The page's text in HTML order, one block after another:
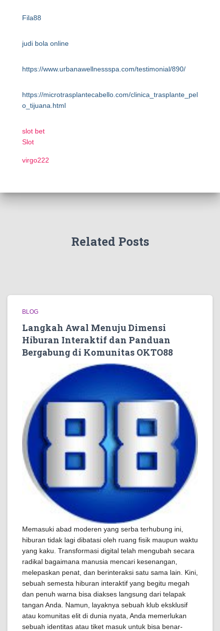
Fila88
judi bola online
https://www.urbanawellnessspa.com/testimonial/890/
https://microtrasplantecabello.com/clinica_trasplante_pel
o_tijuana.html
slot bet
Slot
virgo222
Related Posts
BLOG
Langkah Awal Menuju Dimensi
Hiburan Interaktif dan Panduan
Bergabung di Komunitas OKTO88
Memasuki abad moderen yang serba terhubung ini,
hiburan tidak lagi dibatasi oleh ruang fisik maupun waktu
yang kaku. Transformasi digital telah mengubah secara
radikal bagaimana manusia mencari kesenangan,
melepaskan penat, dan berinteraksi satu sama lain. Kini,
sebuah semesta hiburan interaktif yang begitu megah
dan penuh warna bisa diakses langsung dari telapak
tangan Anda. Namun, layaknya sebuah klub eksklusif
atau komunitas elit di dunia nyata, Anda memerlukan
sebuah identitas atau tiket masuk untuk bisa benar-